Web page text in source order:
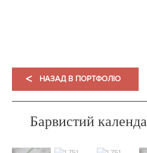
< НАЗАД В ПОРТФОЛІО
Барвистий